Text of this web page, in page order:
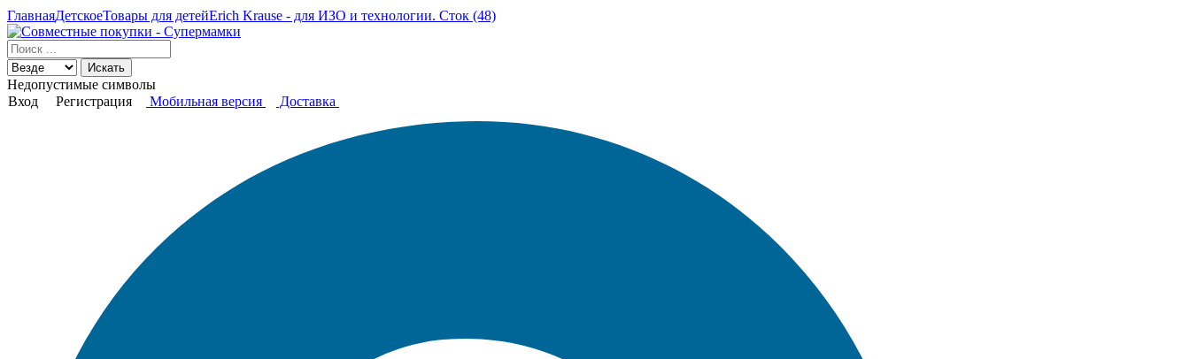
ГлавнаяДетскоеТовары для детейErich Krause - для ИЗО и технологии. Сток (48)
Искать
Недопустимые символы
Вход
Регистрация Мобильная версия Доставка